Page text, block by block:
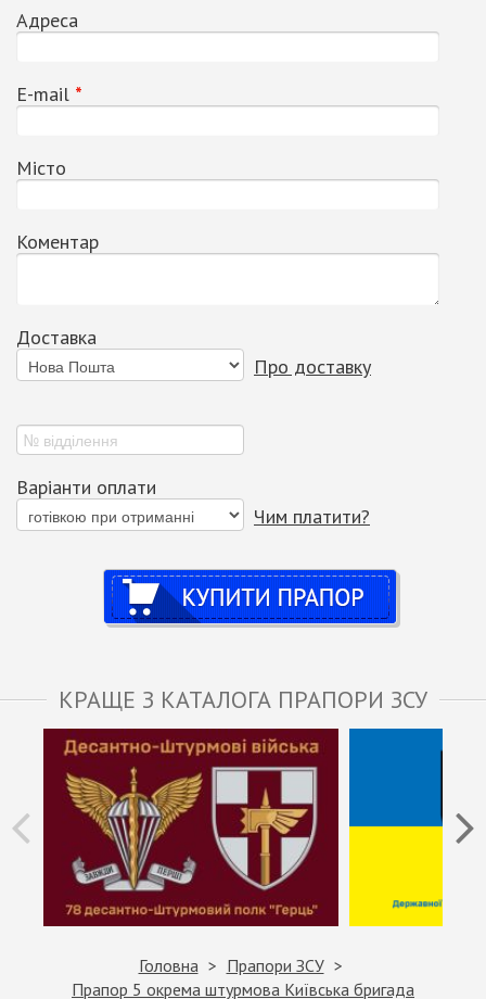
Адреса
Е-mail *
Місто
Коментар
Доставка
Про доставку
Варіанти оплати
Чим платити?
Купити
КРАЩЕ З КАТАЛОГА ПРАПОРИ ЗСУ
Головна
Прапори ЗСУ
Прапор 5 окрема штурмова Київська бригада